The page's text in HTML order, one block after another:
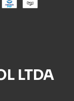
LTDA